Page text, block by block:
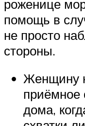
роженице
помощь в
не просто
стороны.
Женщину
приёмное
дома,